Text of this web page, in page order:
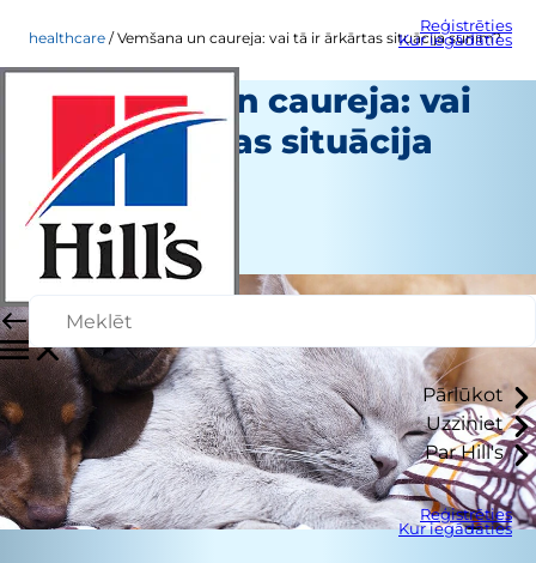
Reģistrēties
Kur iegādāties
Pārlūkot
Uzziniet
Par Hill's
Reģistrēties
Kur iegādāties
healthcare Vemšana un caureja: vai tā ir ārkārtas situācija sunim?
Vemšana un caureja: vai
tā ir ārkārtas situācija
sunim?
Veselības aprūpe
Personāla autors